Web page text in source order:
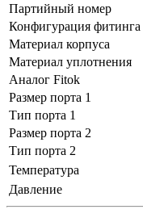
Партийный номер
Конфигурация фитинга
Материал корпуса
Материал уплотнения
Аналог Fitok
Размер порта 1
Тип порта 1
Размер порта 2
Тип порта 2
Температура
Давление